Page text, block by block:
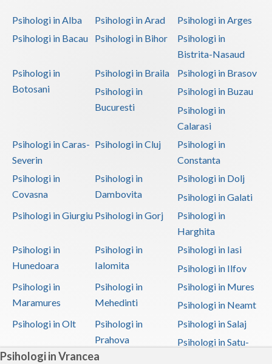
Psihologi in Vrancea
Psihologi in Alba Psihologi in Arad
Psihologi in Arges
Psihologi in Bacau
Psihologi in Bihor
Psihologi in
Bistrita-Nasaud
Psihologi in
Botosani
Psihologi in Braila
Psihologi in Brasov
Psihologi in
Bucuresti
Psihologi in Buzau
Psihologi in
Calarasi
Psihologi in Caras-
Severin
Psihologi in Cluj
Psihologi in
Constanta
Psihologi in
Covasna
Psihologi in
Dambovita
Psihologi in Dolj
Psihologi in Galati
Psihologi in Giurgiu Psihologi in Gorj
Psihologi in
Harghita
Psihologi in
Hunedoara
Psihologi in
Ialomita
Psihologi in Iasi
Psihologi in Ilfov
Psihologi in
Maramures
Psihologi in
Mehedinti
Psihologi in Mures
Psihologi in Neamt
Psihologi in Olt
Psihologi in
Prahova
Psihologi in Salaj
Psihologi in Satu-